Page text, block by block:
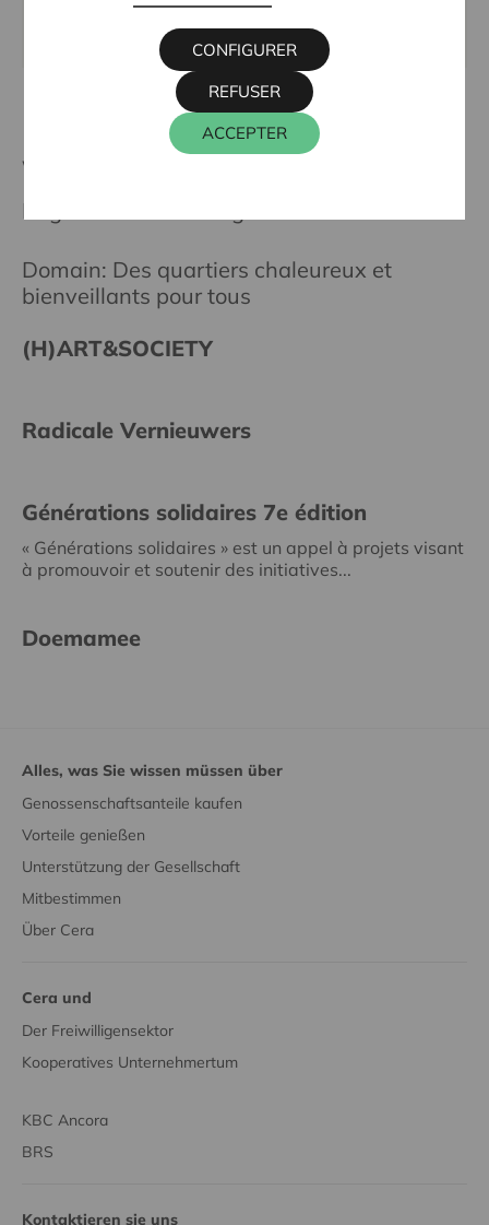
016 27 96 23
christophe.kevelaer@cera.coop
Weitere Projekte
Domain: Des quartiers chaleureux et
bienveillants pour tous
(H)ART&SOCIETY
Radicale Vernieuwers
Générations solidaires 7e édition
« Générations solidaires » est un appel à projets visant
à promouvoir et soutenir des initiatives...
Doemamee
Alles, was Sie wissen müssen über
Genossenschaftsanteile kaufen
Vorteile genießen
Unterstützung der Gesellschaft
Mitbestimmen
Über Cera
Cera und
Der Freiwilligensektor
Kooperatives Unternehmertum
KBC Ancora
BRS
Kontaktieren sie uns
ACCEPTER
REFUSER
CONFIGURER